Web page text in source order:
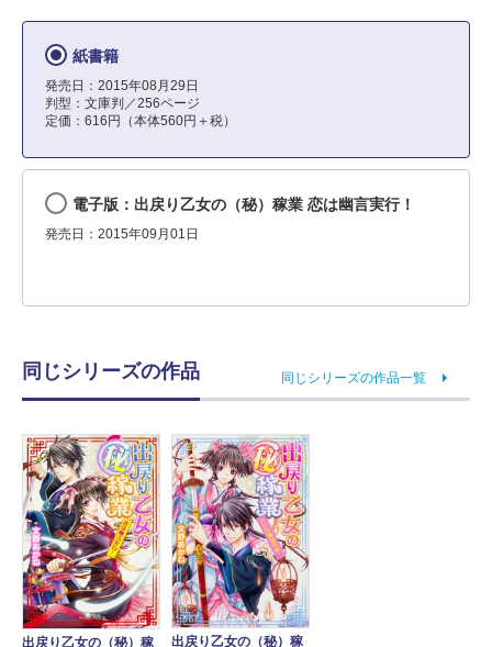
紙書籍
発売日：2015年08月29日
判型：文庫判／256ページ
定価：616円（本体560円＋税）
電子版：出戻り乙女の（秘）稼業 恋は幽言実行！
発売日：2015年09月01日
同じシリーズの作品 同じシリーズの作品一覧
出戻り乙女の（秘）稼
出戻り乙女の（秘）稼